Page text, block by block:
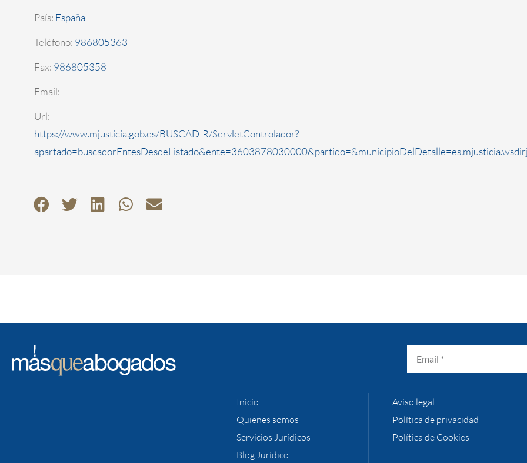
País: España
Teléfono: 986805363
Fax: 986805358
Email:
Url:
https://www.mjusticia.gob.es/BUSCADIR/ServletControlador?
Inicio
Quienes somos
Servicios Jurídicos
Blog Jurídico
Aviso legal
Política de privacidad
Política de Cookies